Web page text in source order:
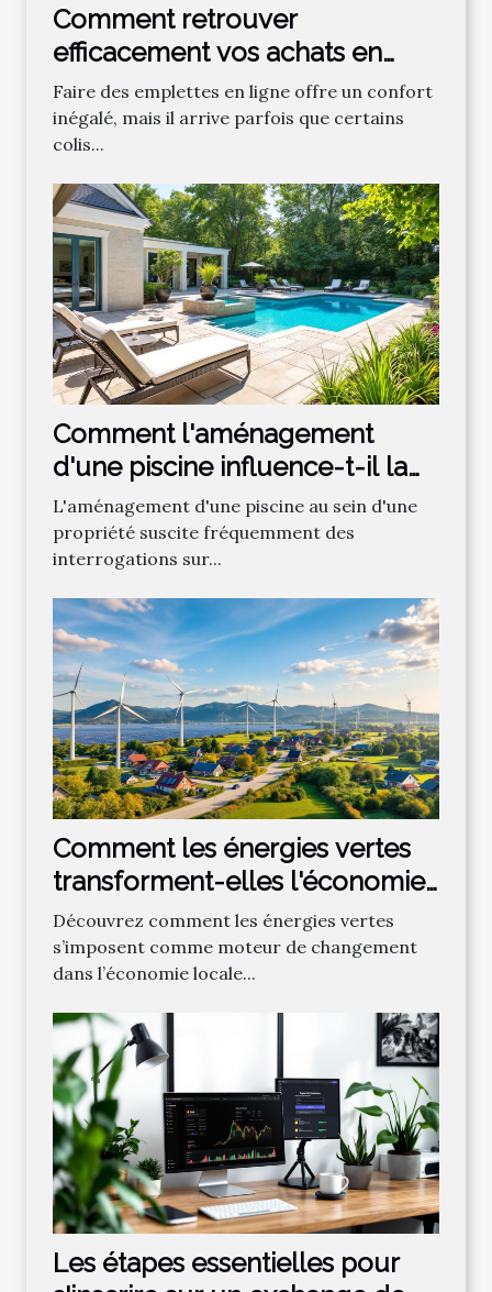
Comment retrouver
efficacement vos achats en
ligne égarés ?
Faire des emplettes en ligne offre un confort
inégalé, mais il arrive parfois que certains
colis...
Comment l'aménagement
d'une piscine influence-t-il la
valeur immobilière ?
L'aménagement d'une piscine au sein d'une
propriété suscite fréquemment des
interrogations sur...
Comment les énergies vertes
transforment-elles l'économie
locale ?
Découvrez comment les énergies vertes
s’imposent comme moteur de changement
dans l’économie locale...
Les étapes essentielles pour